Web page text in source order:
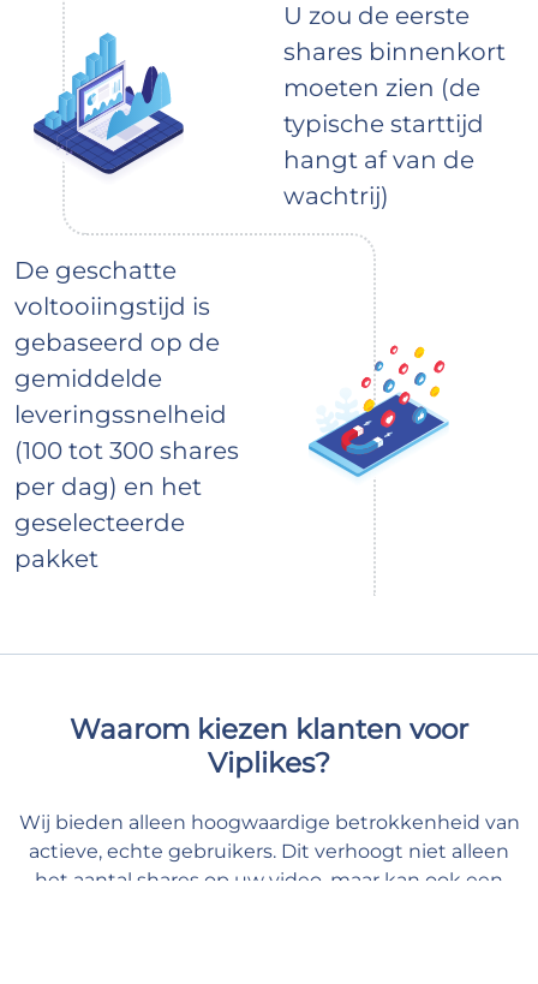
U zou de eerste
shares binnenkort
moeten zien (de
typische starttijd
hangt af van de
wachtrij)
De geschatte
voltooiingstijd is
gebaseerd op de
gemiddelde
leveringssnelheid
(100 tot 300 shares
per dag) en het
geselecteerde
pakket
Waarom kiezen klanten voor
Viplikes?
Wij bieden alleen hoogwaardige betrokkenheid van
actieve, echte gebruikers. Dit verhoogt niet alleen
het aantal shares op uw video, maar kan ook een